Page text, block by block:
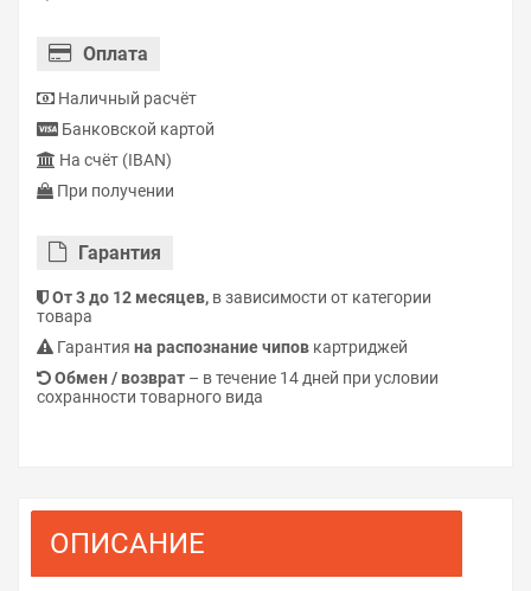
Оплата
Наличный расчёт
Банковской картой
На счёт (IBAN)
При получении
Гарантия
От 3 до 12 месяцев, в зависимости от категории
товара
Гарантия на распознание чипов картриджей
Обмен / возврат – в течение 14 дней при условии
сохранности товарного вида
ОПИСАНИЕ